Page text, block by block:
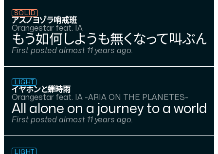
アスノヨゾラ哨戒班
Orangestar feat. IA
SOLID
もう如何しようも無くなって叫ぶ
First posted almost 11 years ago.
イヤホンと蝉時雨
Orangestar feat. IA -ARIA ON THE PLANETES-
LIGHT
All alone on a journey to a world
First posted almost 11 years ago.
LIGHT